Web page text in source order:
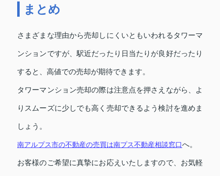
まとめ
さまざまな理由から売却しにくいともいわれるタワーマ
ンションですが、駅近だったり日当たりが良好だったり
すると、高値での売却が期待できます。
タワーマンション売却の際は注意点を押さえながら、よ
りスムーズに少しでも高く売却できるよう検討を進めま
しょう。
南アルプス市の不動産の売買は南プス不動産相談窓口へ。
お客様のご希望に真摯にお応えいたしますので、お気軽